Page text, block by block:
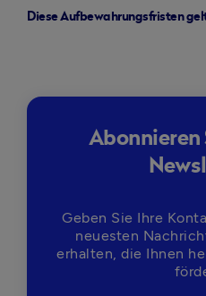
Diese Aufbewahrungsfristen
Abonnieren
Geben Sie Ihre
neuesten
erhalten, die Ihnen